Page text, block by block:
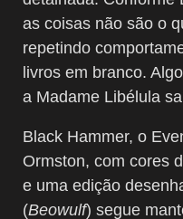
as coisas não são o
repetindo
livros em branco.
a Madame Libélula
Black Hammer, o
Ormston, com cores
e uma edição
(Beowulf) segue